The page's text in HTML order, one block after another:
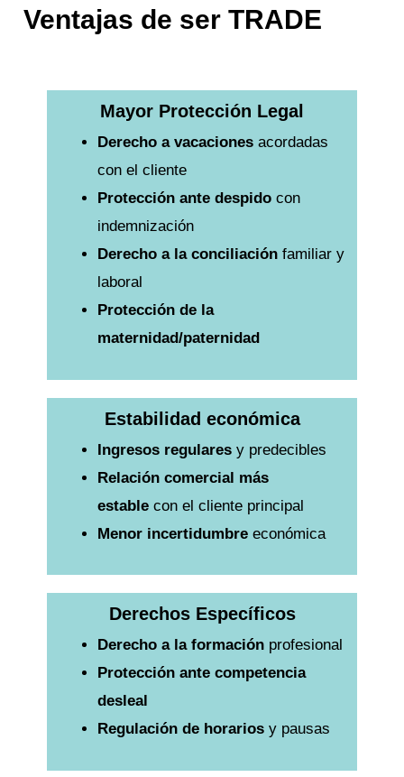
Ventajas de ser TRADE
Mayor Protección Legal
Derecho a vacacionesacordadas
con el cliente
Protección ante despidocon
indemnización
Derecho a la conciliaciónfamiliar y
laboral
Protección de la
maternidad/paternidad
Estabilidad económica
Ingresos regularesy predecibles
Relación comercial más
establecon el cliente principal
Menor incertidumbreeconómica
Derechos Específicos
Derecho a la formaciónprofesional
Protección ante competencia
desleal
Regulación de horariosy pausas